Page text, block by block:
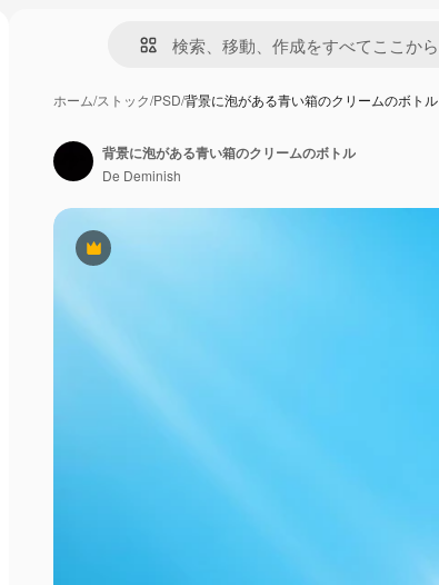
ホーム/ストック/PSD/背景に泡がある青い箱のクリームのボトル
Premium
背景に泡がある青い箱のクリームのボトル
De Deminish